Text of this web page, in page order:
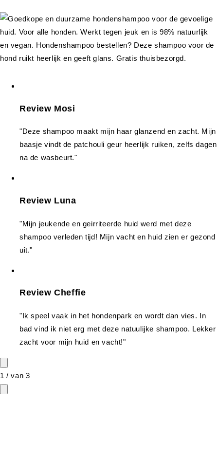
Review Mosi
"Deze shampoo maakt mijn haar glanzend en zacht. Mijn
baasje vindt de patchouli geur heerlijk ruiken, zelfs dagen
na de wasbeurt."
Review Luna
"Mijn jeukende en geirriteerde huid werd met deze
shampoo verleden tijd! Mijn vacht en huid zien er gezond
uit."
Review Cheffie
"Ik speel vaak in het hondenpark en wordt dan vies. In
bad vind ik niet erg met deze natuulijke shampoo. Lekker
zacht voor mijn huid en vacht!"
1 /van 3